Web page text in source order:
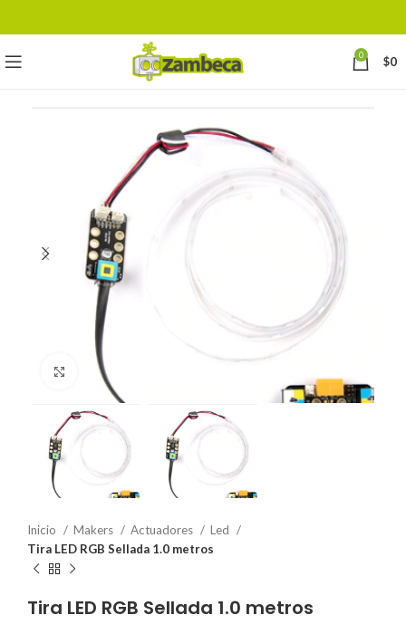
0 $0
Click to enlarge
Inicio Makers Actuadores
Led
Tira LED RGB Sellada 1.0 metros
Tira LED RGB Sellada 1.0 metros